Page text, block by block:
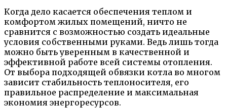
Когда дело касается обеспечения теплом и
комфортом жилых помещений, ничто не
сравнится с возможностью создать идеальные
условия собственными руками. Ведь лишь тогда
можно быть уверенным в качественной и
эффективной работе всей системы отопления.
От выбора подходящей обвязки котла во многом
зависит стабильность теплоносителя, его
правильное распределение и максимальная
экономия энергоресурсов.